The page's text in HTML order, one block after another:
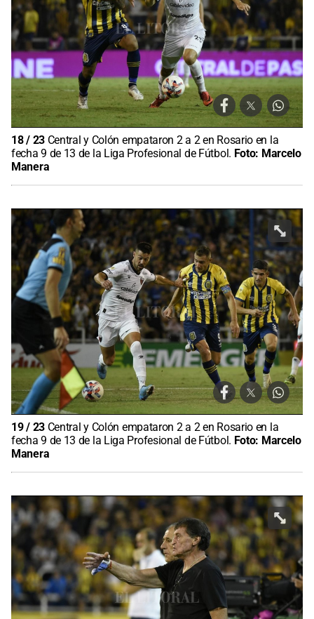
18/ 23 Central y Colón empataron 2 a 2 en Rosario en la
fecha 9 de 13 de la Liga Profesional de Fútbol. Foto: Marcelo
Manera
19/ 23 Central y Colón empataron 2 a 2 en Rosario en la
fecha 9 de 13 de la Liga Profesional de Fútbol. Foto: Marcelo
Manera